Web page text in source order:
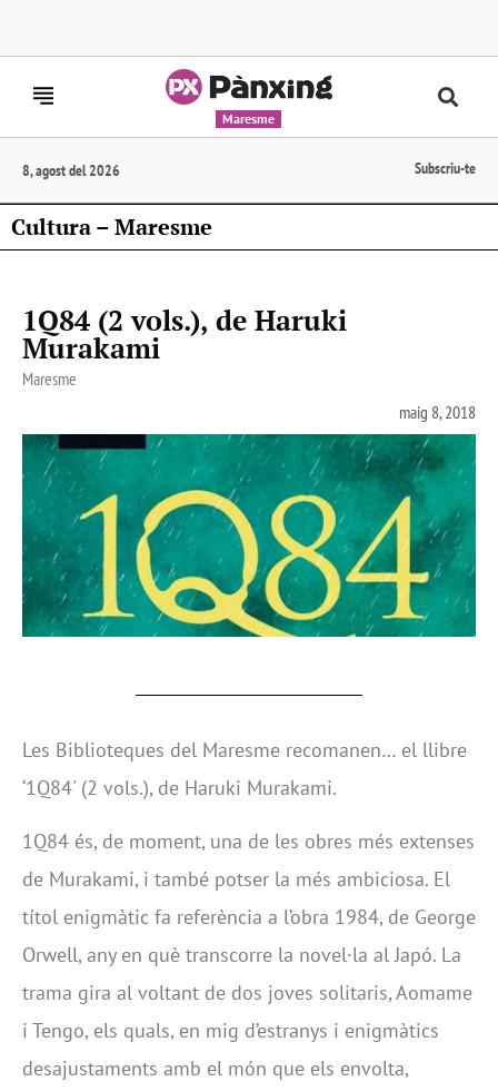
Maresme
8, agost del 2026 Subscriu-te
Cultura – Maresme
1Q84 (2 vols.), de Haruki
Murakami
Maresme
maig 8, 2018
Les Biblioteques del Maresme recomanen… el llibre
‘1Q84' (2 vols.), de Haruki Murakami.
1Q84 és, de moment, una de les obres més extenses
de Murakami, i també potser la més ambiciosa. El
títol enigmàtic fa referència a l’obra 1984, de George
Orwell, any en què transcorre la novel·la al Japó. La
trama gira al voltant de dos joves solitaris, Aomame
i Tengo, els quals, en mig d’estranys i enigmàtics
desajustaments amb el món que els envolta,